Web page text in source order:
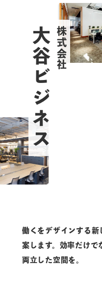
株式会社
大谷ビジネス
働くをデザインする 新
案します。 効率だけで
両立した空間を。